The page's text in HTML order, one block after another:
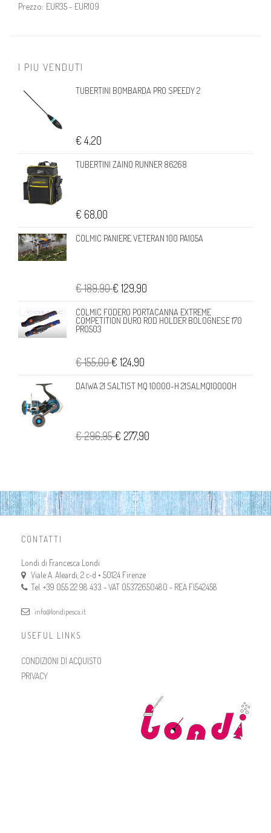
Prezzo:
I PIU VENDUTI
TUBERTINI BOMBARDA PRO SPEEDY 2
€ 4,20
TUBERTINI ZAINO RUNNER 86268
€ 68,00
COLMIC PANIERE VETERAN 100 PA105A
€ 189,90€ 129,90
COLMIC FODERO PORTACANNA EXTREME
COMPETITION DURO ROD HOLDER BOLOGNESE 170
PR0503
€ 155,00€ 124,90
DAIWA 21 SALTIST MQ 10000-H 21SALMQ10000H
€ 296,95€ 277,90
CONTATTI
Londi di Francesca Londi
Viale A. Aleardi, 2 c-d • 50124 Firenze
Tel. +39 055 22 98 433 - VAT 05372650480 - REA FI542458
info@londipesca.it
USEFUL LINKS
CONDIZIONI DI ACQUISTO
PRIVACY